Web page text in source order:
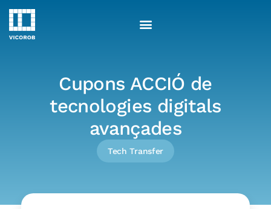
Skip
Cupons ACCIÓ de
tecnologies digitals
avançades
Tech Transfer